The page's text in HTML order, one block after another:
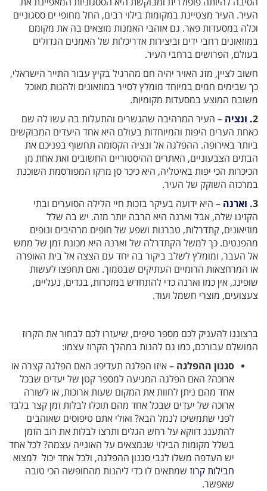
העיר. העיר מצטיינת במקומות בילוי רבים, החל מחופי ים ססגוניים
וכלה במסעדות פאר. גם אוהבי האמנות מוצאים בה את מקומם
במוזאונים רחבי ידים וביצירות אדריכלות של האמנים הגדולים
בעולם, הפרושים ברחבי העיר.
חשוב לציין, מזג האויר יהיה חם מהרגיל בקיץ עבור התייר הישראלי,
כך שבימים חמים במיוחד מומלץ לסייר במוזאונים ולהנות מאוכל
משובח המוצע במסעדות מקומיות.
2. ונציה – העיר המרהיבה שהגשרים והתעלות בה עשו לה שם
כאחת הערים היפות והמיוחדות בעולם היא אחד היעדים המבוקשים
ביותר באירופה. ההפלגה אל ונציה הקסומה תחשוף בפניכם את
הבתים הצבעוניים, האתרים ההיסטוריים החשובים ואת אחת מן
הכיכרות הכי יפות באיטליה, היא כיכר סן מרקו המפורסמת השוכנת
במרכזה השוקק של העיר.
3. וארנה – היא ידועה בעיקר בזכות חיי הלילה הסוערים ובתי
הקזינו שלה, אבל וארנה היא הרבה יותר מזה. יש בה שלל
מוזיאונים, קתדרלות, טברנות ושפע של חופים מרהיבים ונופים
מהפנטים. כך למשל הקתדרלה של וארנה היא מכונת זמן של ממש
אל העבר, ומומלץ לשלב ביקור בה יחד עם הצצה אל בית האופרה
או המרחצאות הרומיים העתיקים שבסמוך. ואם תחפצו לעשות
שופינג, אין כמו וארנה כדי להתחדש במזכרות, בגדים, נעליים,
צעצועים, מוצרי חשמל ועוד.
ברצוננו להעניק לכם מספר טיפים, שיעזרו לכם לבחור את הקרוז
המושלם עבורכם, כמו גם להנות במהלך הקרוז עצמו:
סגנון ההפלגה – איזו הפלגה תעדיפו: האם הפלגה קצרה או
ארוכה? האם הפלגה המגיעה למספר קטן של יעדים שבכל
אחד מהם ניתן לחוות את המקום שעות ארוכות, או לשורה
ארוכה של יעדים שבכל אחד מהם תוכלו לבלות זמן קצר בלבד
לפני שתמשיכו לנמל הבא? ואולי אתם טיפוסים שאוהבים
להתענג דווקא על רחש הגלים ותרצו לבלות את רוב הזמן
בשלל מקומות הבילוי שנמצאים על האונייה עצמה? לכל אחד
יש העדפה משלו לגבי סגנון ההפלגה, ולכל אחד יכול למצוא
חבילות קרוז שמתאים לו כדי ליהנות מהחופשה הכי טובה
שאפשר.